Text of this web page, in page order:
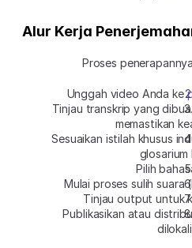
Alur Kerja
Proses
Unggah video Anda ke
Tinjau transkrip yang
memastikan
Sesuaikan istilah khusus
glosarium
Pilih
Mulai proses sulih suara
Tinjau output untuk
Publikasikan atau